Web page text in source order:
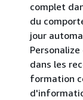
complet
du
jour
dans les
formation